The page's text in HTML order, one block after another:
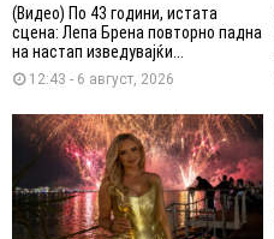
(Видео) По 43 години, истата
сцена: Лепа Брена повторно падна
на настап изведувајќи...
12:43 - 6 август, 2026